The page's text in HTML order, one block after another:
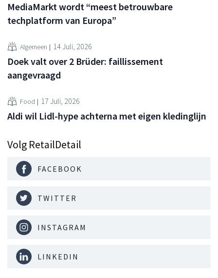
MediaMarkt wordt “meest betrouwbare
techplatform van Europa”
Algemeen 14 Juli, 2026
Doek valt over 2 Brüder: faillissement
aangevraagd
Food 17 Juli, 2026
Aldi wil Lidl-hype achterna met eigen kledinglijn
Volg RetailDetail
FACEBOOK
TWITTER
INSTAGRAM
LINKEDIN